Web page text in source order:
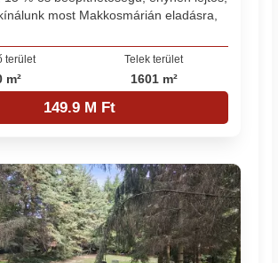
most Makkosmárián eladásra,
terület
m²
Telek terület
1601 m²
149.9 M Ft